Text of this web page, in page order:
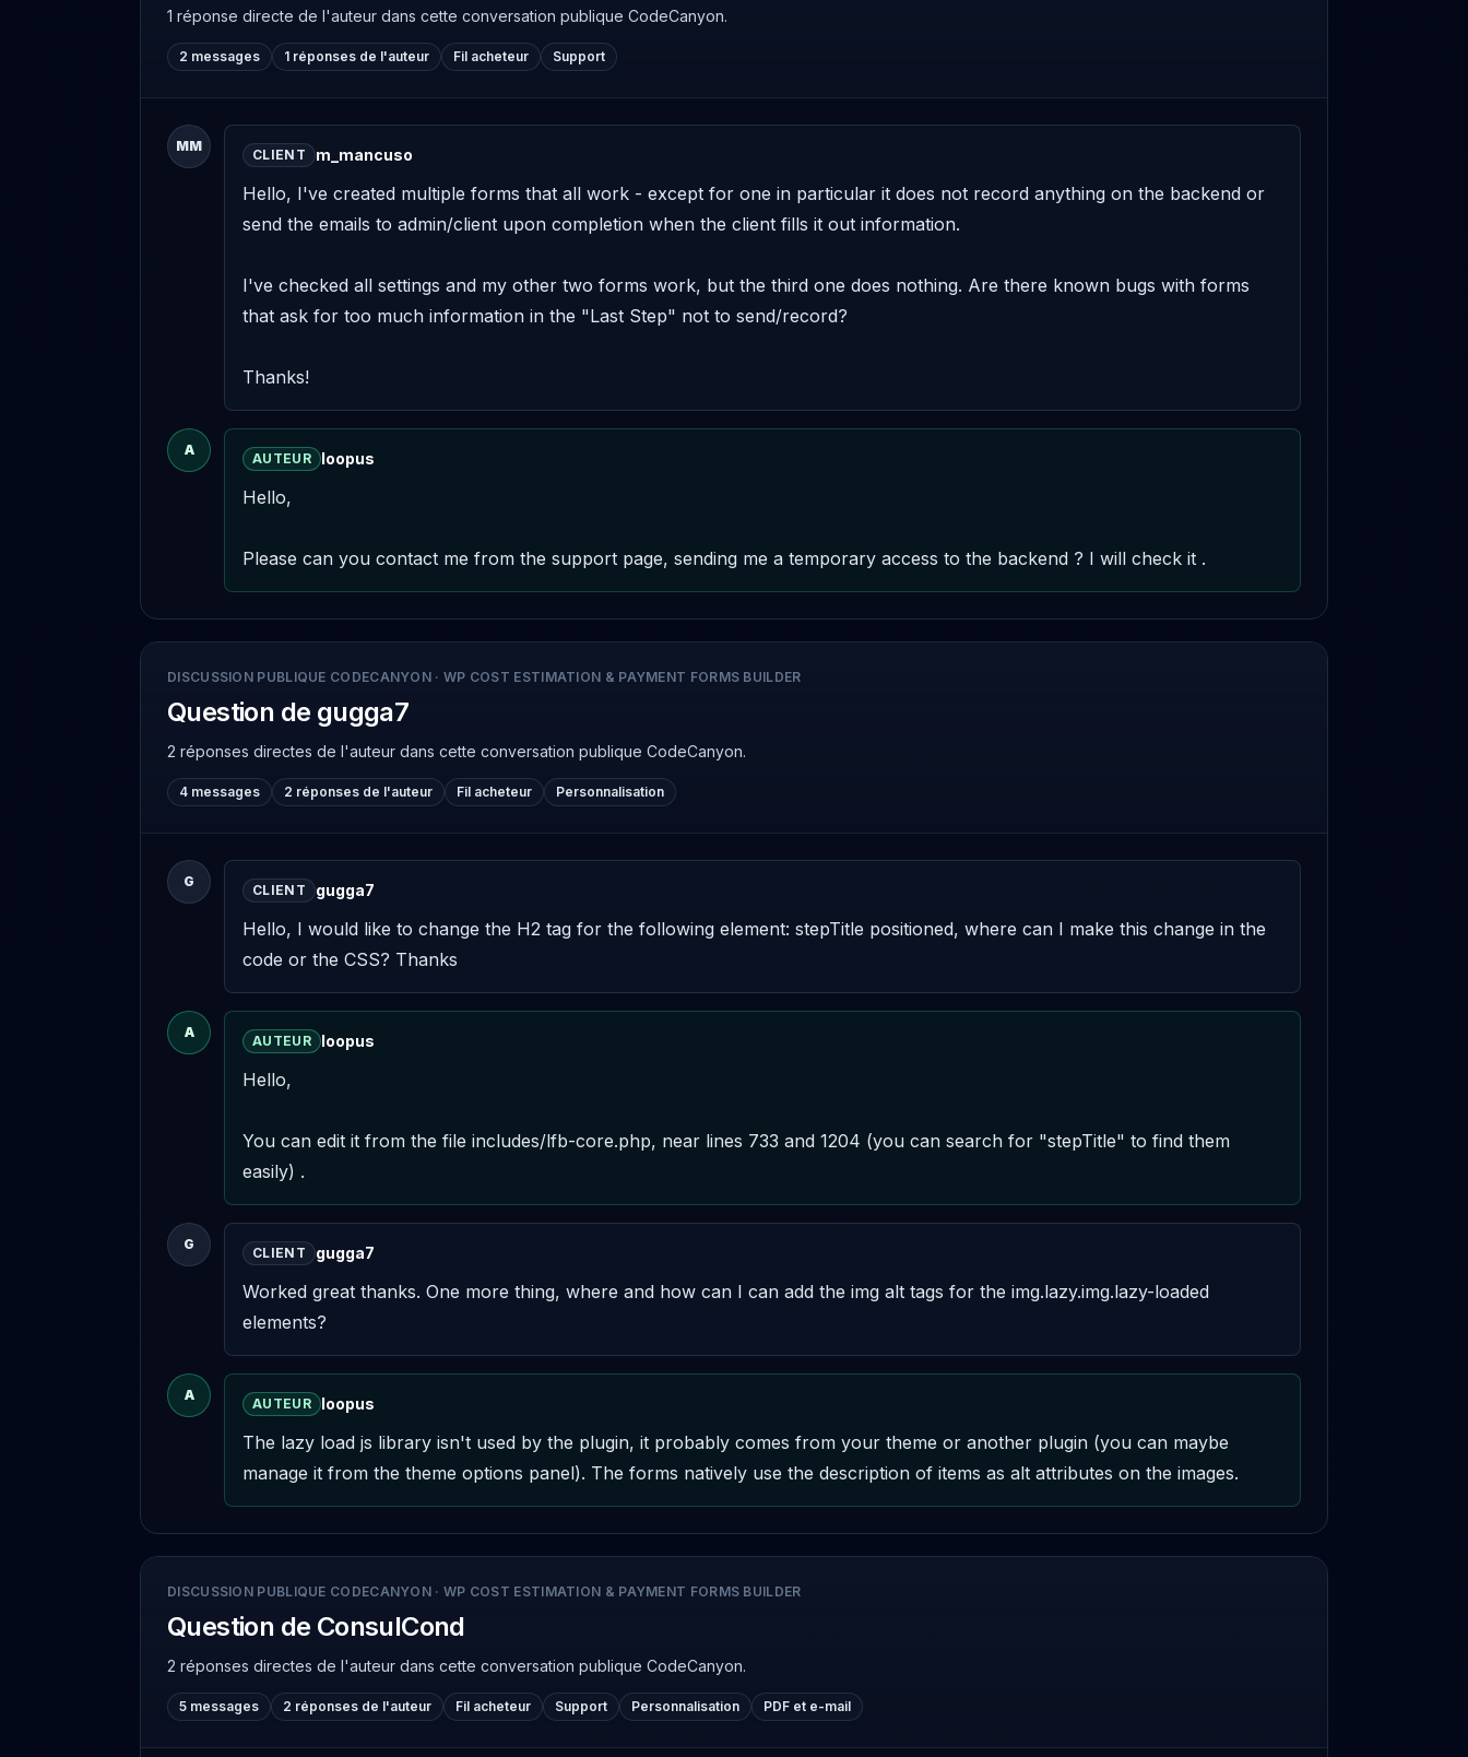
1 réponse directe de l'auteur dans cette conversation publique CodeCanyon.
2 messages 1 réponses de l'auteur Fil acheteur Support
MM
CLIENT m_mancuso
Hello, I've created multiple forms that all work - except for one in particular it does not record anything on the backend or
send the emails to admin/client upon completion when the client fills it out information.
I've checked all settings and my other two forms work, but the third one does nothing. Are there known bugs with forms
that ask for too much information in the "Last Step" not to send/record?
Thanks!
A
AUTEUR loopus
Hello,
Please can you contact me from the support page, sending me a temporary access to the backend ? I will check it .
DISCUSSION PUBLIQUE CODECANYON · WP COST ESTIMATION & PAYMENT FORMS BUILDER
Question de gugga7
2 réponses directes de l'auteur dans cette conversation publique CodeCanyon.
4 messages 2 réponses de l'auteur Fil acheteur Personnalisation
G
CLIENT gugga7
Hello, I would like to change the H2 tag for the following element: stepTitle positioned, where can I make this change in the
code or the CSS? Thanks
A
AUTEUR loopus
Hello,
You can edit it from the file includes/lfb-core.php, near lines 733 and 1204 (you can search for "stepTitle" to find them
easily) .
G
CLIENT gugga7
Worked great thanks. One more thing, where and how can I can add the img alt tags for the img.lazy.img.lazy-loaded
elements?
A
AUTEUR loopus
The lazy load js library isn't used by the plugin, it probably comes from your theme or another plugin (you can maybe
manage it from the theme options panel). The forms natively use the description of items as alt attributes on the images.
DISCUSSION PUBLIQUE CODECANYON · WP COST ESTIMATION & PAYMENT FORMS BUILDER
Question de ConsulCond
2 réponses directes de l'auteur dans cette conversation publique CodeCanyon.
5 messages 2 réponses de l'auteur Fil acheteur Support Personnalisation PDF et e-mail